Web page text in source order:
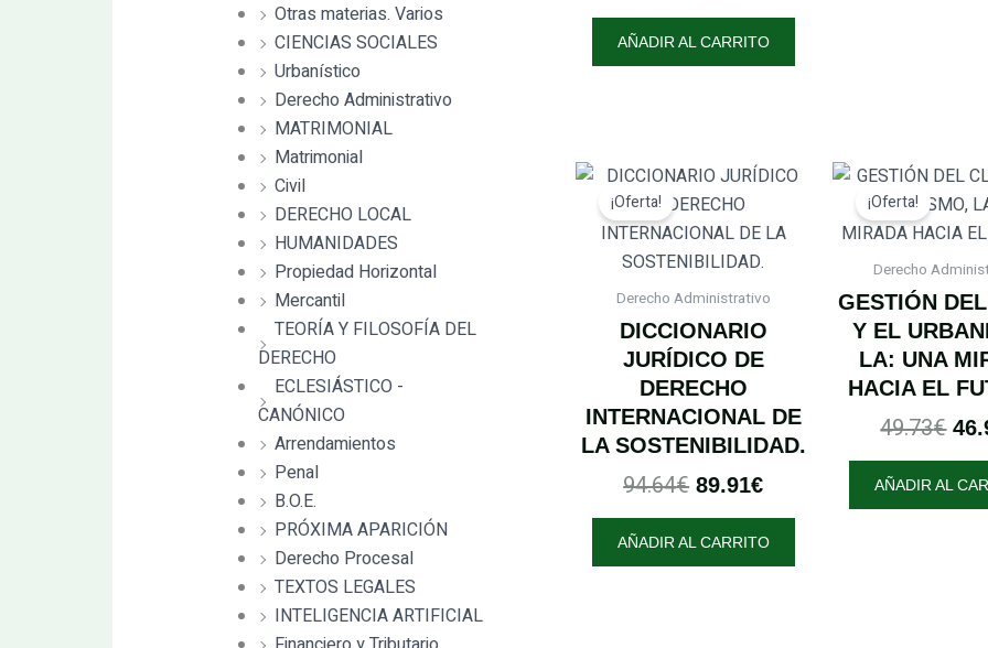
Otras materias. Varios
CIENCIAS SOCIALES
Urbanístico
Derecho Administrativo
MATRIMONIAL
Matrimonial
Civil
DERECHO LOCAL
HUMANIDADES
Propiedad Horizontal
Mercantil
TEORÍA Y FILOSOFÍA DEL
DERECHO
ECLESIÁSTICO -
CANÓNICO
Arrendamientos
Penal
B.O.E.
PRÓXIMA APARICIÓN
Derecho Procesal
TEXTOS LEGALES
INTELIGENCIA ARTIFICIAL
AÑADIR AL CARRITO
¡Oferta!
Derecho Administrativo
DICCIONARIO
JURÍDICO DE
DERECHO
INTERNACIONAL DE
LA SOSTENIBILIDAD.
94.64€
El
precio
original
era:
94.64€.
89.91€
El
actual
es:
89.91€.
AÑADIR AL CARRITO
¡Oferta!
Derecho
GESTIÓN
Y EL
LA: UNA
HACIA EL
49.73€
El
AÑADIR AL